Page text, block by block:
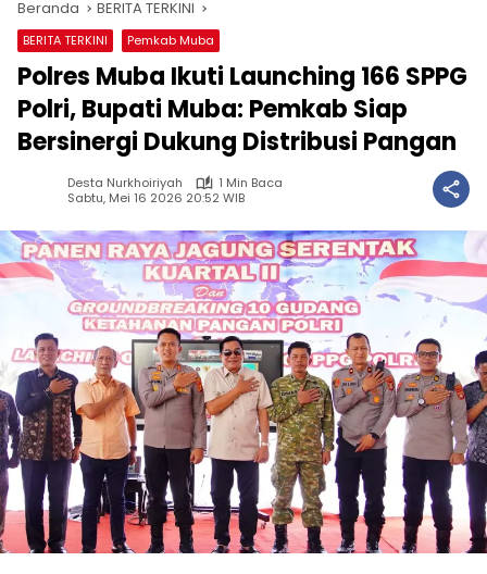
Beranda BERITA TERKINI
BERITA TERKINI Pemkab Muba
Polres Muba Ikuti Launching 166 SPPG
Polri, Bupati Muba: Pemkab Siap
Bersinergi Dukung Distribusi Pangan
Desta Nurkhoiriyah
1 Min Baca
Sabtu, Mei 16 2026 20:52 WIB